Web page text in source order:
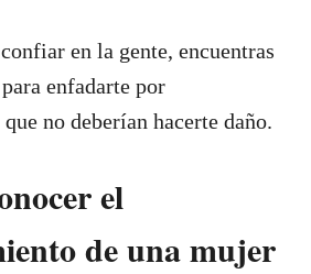
en la gente, encuentras
enfadarte por
no deberían hacerte daño.
el
de una mujer